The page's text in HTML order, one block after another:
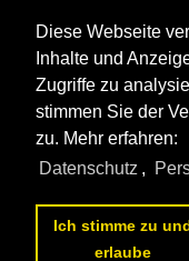
Diese Webseite
Inhalte und
Zugriffe zu
stimmen Sie der
zu. Mehr erfahren:
Datenschutz ,
Ich stimme zu
erlaube